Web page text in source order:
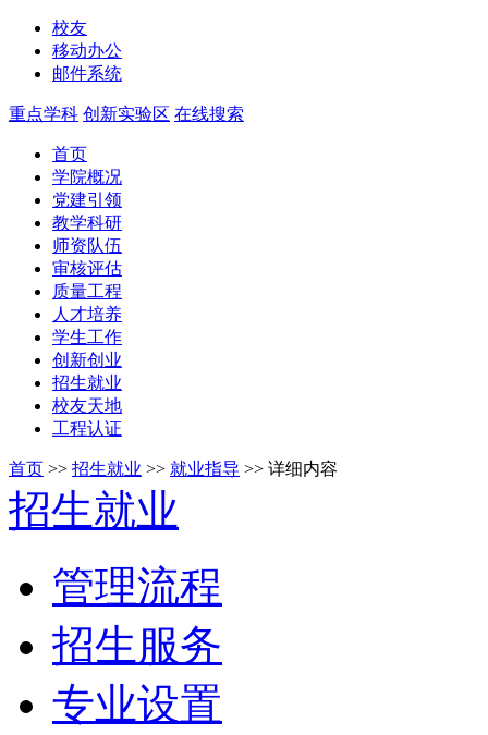
校友
移动办公
邮件系统
重点学科 创新实验区 在线搜索
首页
学院概况
党建引领
教学科研
师资队伍
审核评估
质量工程
人才培养
学生工作
创新创业
招生就业
校友天地
工程认证
首页 >> 招生就业 >> 就业指导 >> 详细内容
招生就业
管理流程
招生服务
专业设置